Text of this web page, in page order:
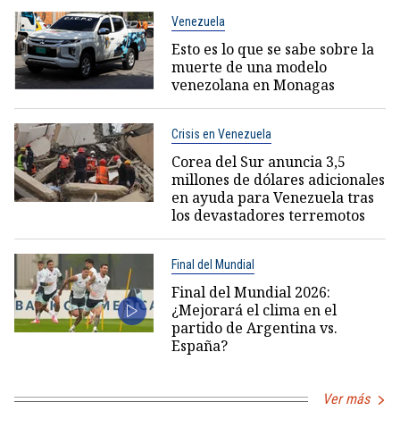
Venezuela
Esto es lo que se sabe sobre la
muerte de una modelo
venezolana en Monagas
Crisis en Venezuela
Corea del Sur anuncia 3,5
millones de dólares adicionales
en ayuda para Venezuela tras
los devastadores terremotos
Final del Mundial
Final del Mundial 2026:
¿Mejorará el clima en el
partido de Argentina vs.
España?
Ver más